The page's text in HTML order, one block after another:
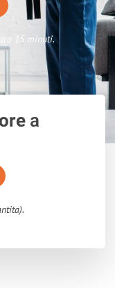
15 minuti.
a